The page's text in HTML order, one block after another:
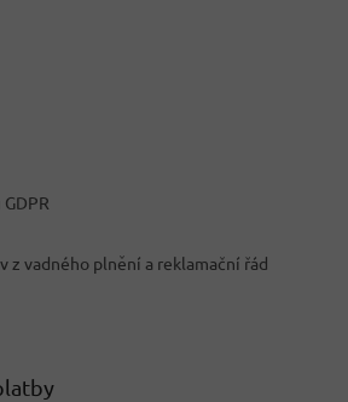
z vadného plnění a reklamační řád